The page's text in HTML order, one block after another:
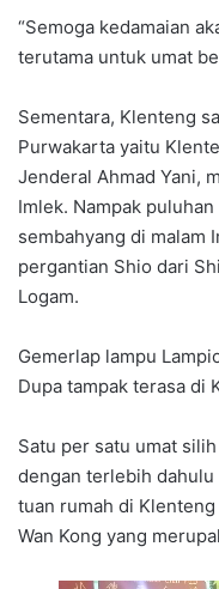
“Semoga kedamaian
terutama untuk umat
Sementara, Klenteng
Purwakarta yaitu
Jenderal Ahmad Yani,
Imlek. Nampak
sembahyang di malam
pergantian Shio dari
Logam.
Gemerlap lampu
Dupa tampak terasa di
Satu per satu umat
dengan terlebih
tuan rumah di
Wan Kong yang